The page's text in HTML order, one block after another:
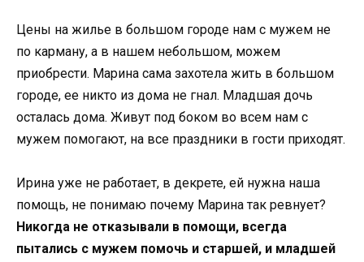
Цены на жилье в большом городе нам с мужем не
по карману, а в нашем небольшом, можем
приобрести. Марина сама захотела жить в большом
городе, ее никто из дома не гнал. Младшая дочь
осталась дома. Живут под боком во всем нам с
мужем помогают, на все праздники в гости приходят.
Ирина уже не работает, в декрете, ей нужна наша
помощь, не понимаю почему Марина так ревнует?
Никогда не отказывали в помощи, всегда
пытались с мужем помочь и старшей, и младшей